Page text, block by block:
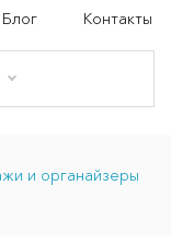
Блог Контакты
и органайзеры